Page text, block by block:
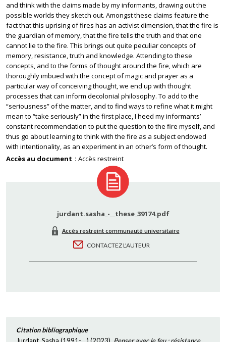
and think with the claims made by my informants, drawing out the
possible worlds they sketch out. Amongst these claims feature the
fact that this uprising of fires has an activist dimension, that the fire is
the guardian of memory, that the fire tells the truth and that one
cannot lie to the fire. This brings out quite peculiar concepts of
memory, resistance, truth and knowledge. Attending to these
concepts, and to the forms of thought around the fire, which are
thoroughly imbued with the concept of magic and prayer as a
particular way of conceiving thought, we end up with thought
processes that can inform decolonial philosophy. To add to the
“seriousness” of the matter, and to find ways to refine what it might
mean to “take seriously” in the first place, I heed my informants’
constant recommendation to put the question to the fire myself, and
thus go about learning to think with the fire as a subject endowed
with intentionality, as an experiment in an other’s form of thought.
Accès au document
Accès restreint
jurdant.sasha_-__these_39174.pdf
Accès restreint communauté universitaire
CONTACTEZ L'AUTEUR
Citation bibliographique